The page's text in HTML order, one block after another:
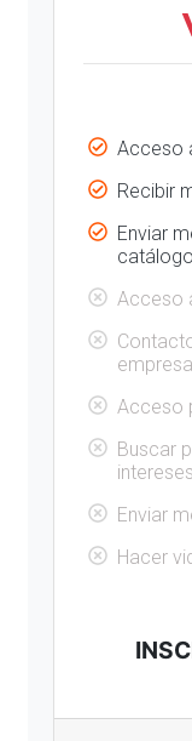
Acceso
Recibir
Enviar
catálogo
Acceso
empresa
Acceso
Buscar
Enviar
Hacer